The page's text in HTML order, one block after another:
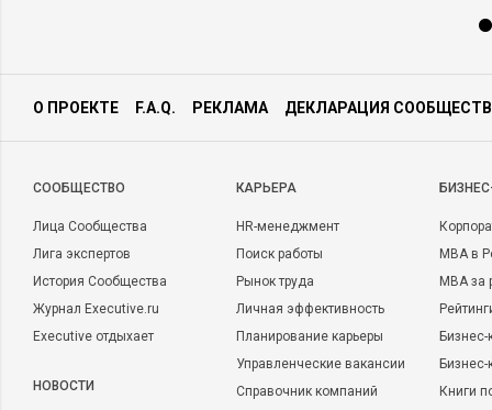
О ПРОЕКТЕ F.A.Q. РЕКЛАМА ДЕКЛАРАЦИЯ
CООБЩЕСТВО
Лица Сообщества
Лига экспертов
История Сообщества
Журнал Executive.ru
Executive отдыхает
НОВОСТИ
КАРЬЕРА
HR-менеджмент
Поиск работы
Рынок труда
Личная эффективность
Планирование карьеры
Управленческие вакансии
Справочник компаний
MBA в
MBA
Бизнес-
Книги